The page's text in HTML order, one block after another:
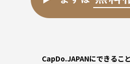
CapDo.JAPANにできること